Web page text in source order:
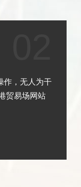
作，无人为干
贸易场网站